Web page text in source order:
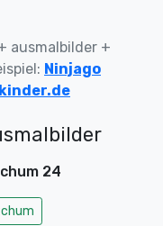
ausmalbilder +
Ninjago
24